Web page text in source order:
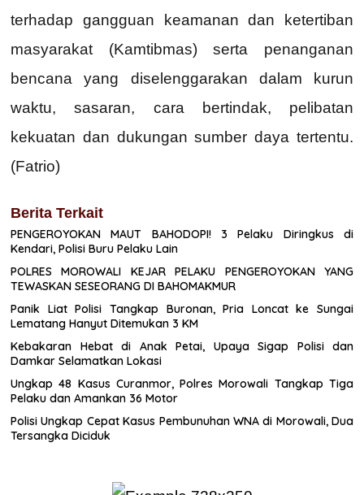
terhadap gangguan keamanan dan ketertiban
masyarakat (Kamtibmas) serta penanganan
bencana yang diselenggarakan dalam kurun
waktu, sasaran, cara bertindak, pelibatan
kekuatan dan dukungan sumber daya tertentu.
(Fatrio)
Berita Terkait
PENGEROYOKAN MAUT BAHODOPI! 3 Pelaku Diringkus di
Kendari, Polisi Buru Pelaku Lain
POLRES MOROWALI KEJAR PELAKU PENGEROYOKAN YANG
TEWASKAN SESEORANG DI BAHOMAKMUR
Panik Liat Polisi Tangkap Buronan, Pria Loncat ke Sungai
Lematang Hanyut Ditemukan 3 KM
Kebakaran Hebat di Anak Petai, Upaya Sigap Polisi dan
Damkar Selamatkan Lokasi
Ungkap 48 Kasus Curanmor, Polres Morowali Tangkap Tiga
Pelaku dan Amankan 36 Motor
Polisi Ungkap Cepat Kasus Pembunuhan WNA di Morowali, Dua
Tersangka Diciduk